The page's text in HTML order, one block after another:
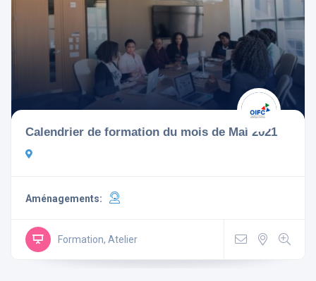
Calendrier de formation du mois de Mai 2021
Aménagements:
Formation, Atelier